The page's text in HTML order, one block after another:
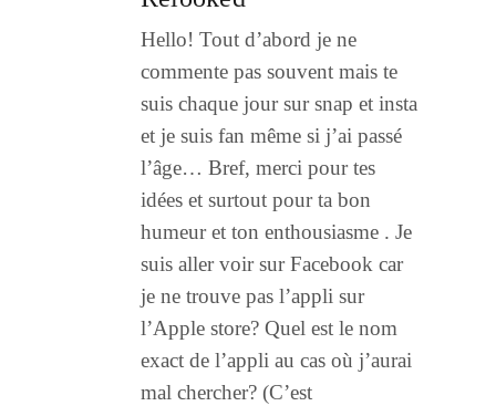
Hello! Tout d’abord je ne
commente pas souvent mais te
suis chaque jour sur snap et insta
et je suis fan même si j’ai passé
l’âge… Bref, merci pour tes
idées et surtout pour ta bon
humeur et ton enthousiasme . Je
suis aller voir sur Facebook car
je ne trouve pas l’appli sur
l’Apple store? Quel est le nom
exact de l’appli au cas où j’aurai
mal chercher? (C’est